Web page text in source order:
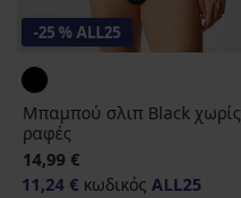
-25 % ALL25
Μπαμπού σλιπ Black χωρίς
ραφές
14,99 €
11,24 € κωδικός ALL25